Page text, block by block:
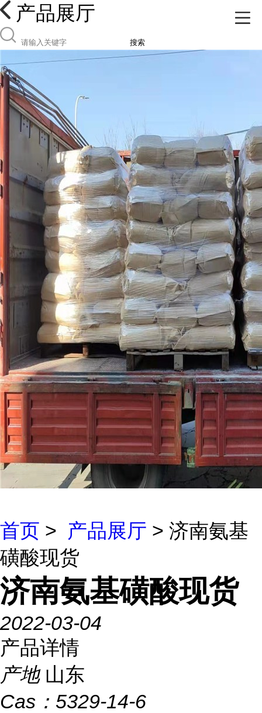
产品展厅
搜索
首页 > 产品展厅 > 济南氨基
磺酸现货
济南氨基磺酸现货
2022-03-04
产品详情
产地 山东
Cas： 5329-14-6